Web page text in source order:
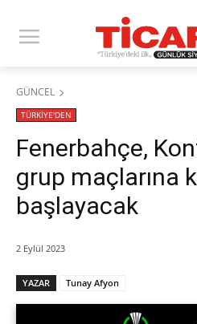
GÜNCEL
TÜRKİYE'DEN
Fenerbahçe,
grup maçlarına
başlayacak
2 Eylül 2023
YAZAR Tunay Afyon